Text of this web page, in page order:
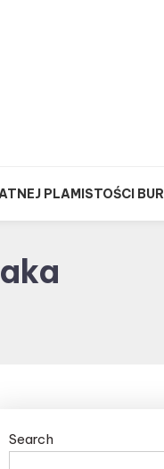
PLAMISTOŚCI
Search